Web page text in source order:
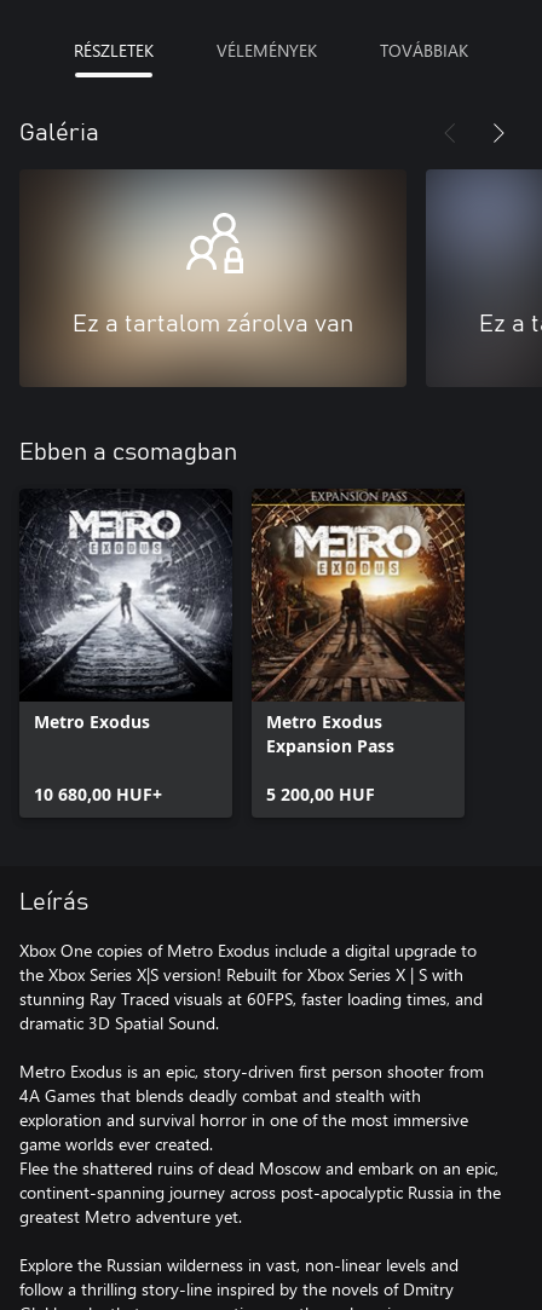
RÉSZLETEK VÉLEMÉNYEK TOVÁBBIAK
Galéria
Ez a tartalom zárolva van Ez a
Ebben a csomagban
Metro Exodus
10 680,00 HUF+
Metro Exodus
Expansion Pass
5 200,00 HUF
Leírás
Xbox One copies of Metro Exodus include a digital upgrade to
the Xbox Series X|S version! Rebuilt for Xbox Series X | S with
stunning Ray Traced visuals at 60FPS, faster loading times, and
dramatic 3D Spatial Sound.
Metro Exodus is an epic, story-driven first person shooter from
4A Games that blends deadly combat and stealth with
exploration and survival horror in one of the most immersive
game worlds ever created.
Flee the shattered ruins of dead Moscow and embark on an epic,
continent-spanning journey across post-apocalyptic Russia in the
greatest Metro adventure yet.
Explore the Russian wilderness in vast, non-linear levels and
follow a thrilling story-line inspired by the novels of Dmitry